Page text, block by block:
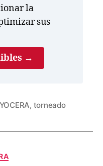
la
sus
→
, torneado